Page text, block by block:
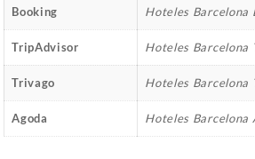
Booking Hoteles Barcelona
TripAdvisor Hoteles Barcelona
Trivago Hoteles Barcelona
Agoda Hoteles Barcelona